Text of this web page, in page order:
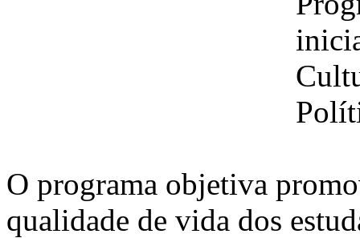
O programa objetiva
qualidade de vida dos